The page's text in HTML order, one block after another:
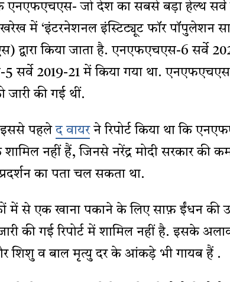
एनएफएचएस- जो देश का सबसे बड़ा हेल्थ सर्वे
में ‘इंटरनेशनल इंस्टिट्यूट फॉर पॉपुलेशन
द्वारा किया जाता है. एनएफएचएस-6 सर्वे
सर्वे 2019-21 में किया गया था.
की गई थीं.
इससे पहलेद वायरने रिपोर्ट किया था कि
नहीं हैं, जिनसे नरेंद्र मोदी सरकार की
का पता चल सकता था.
में से एक खाना पकाने के लिए साफ़ ईंधन की
की गई रिपोर्ट में शामिल नहीं है. इसके
शिशु व बाल मृत्यु दर के आंकड़े भी गायब हैं .